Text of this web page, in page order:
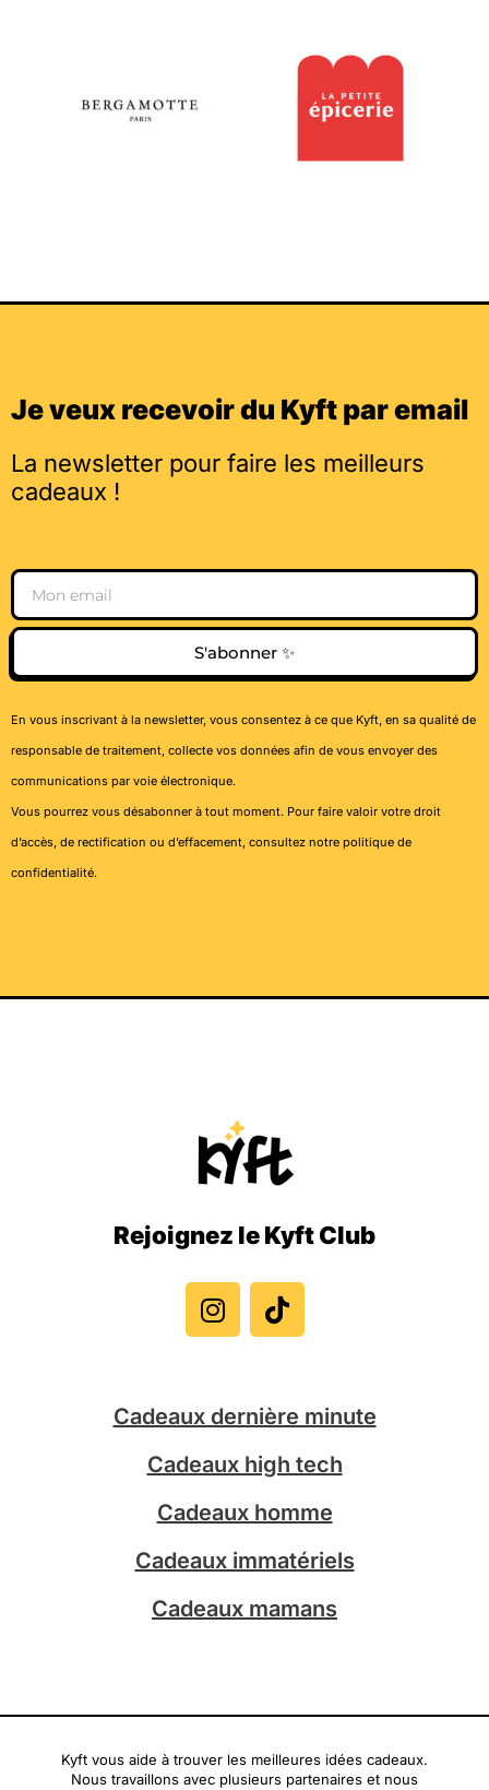
Je veux recevoir du Kyft par email
La newsletter pour faire les meilleurs
cadeaux !
Email
S'abonner ✨
En vous inscrivant à la newsletter, vous consentez à ce que Kyft, en sa qualité de
responsable de traitement, collecte vos données afin de vous envoyer des
communications par voie électronique.
Vous pourrez vous désabonner à tout moment. Pour faire valoir votre droit
d’accès, de rectification ou d’effacement, consultez notre politique de
confidentialité.
Rejoignez le Kyft Club
n
s
t
r
a
m
i
k
t
Cadeaux dernière minute
Cadeaux high tech
Cadeaux homme
Cadeaux immatériels
Cadeaux mamans
Kyft vous aide à trouver les meilleures idées cadeaux.
Nous travaillons avec plusieurs partenaires et nous